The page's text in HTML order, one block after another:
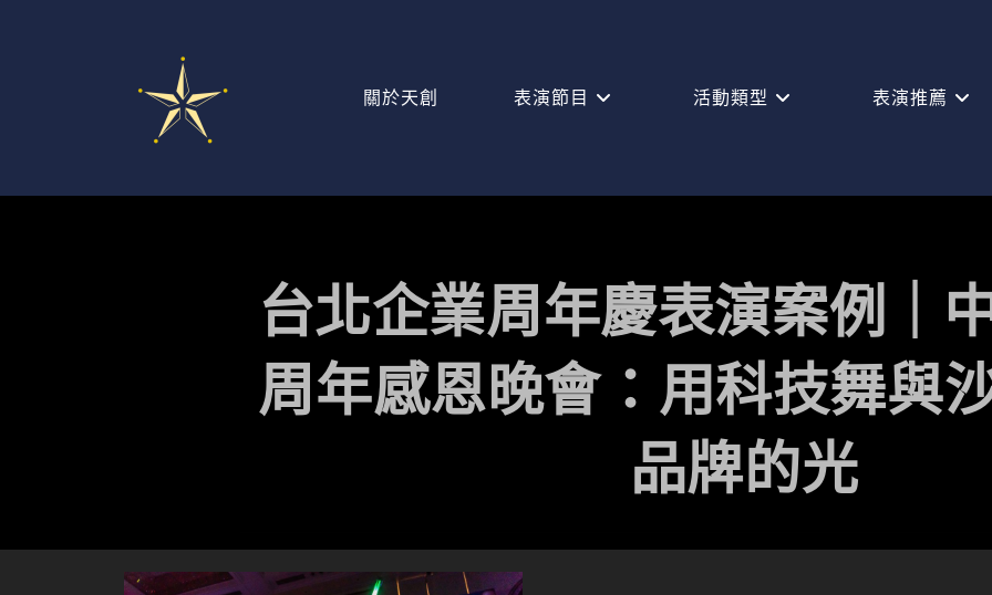
關於天創 表演節目 活動類型 表演推薦
台北企業周年慶表演案例｜
周年感恩晚會：用科技舞與
品牌的光